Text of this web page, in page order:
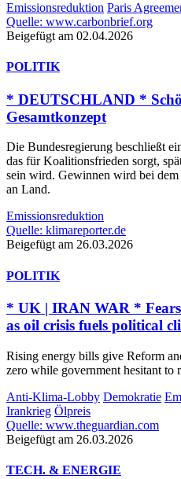
Emissionsreduktion Paris
Quelle: www.carbonbrief.org
Beigefügt am 02.04.2026
POLITIK
* DEUTSCHLAND *
Gesamtkonzept
Die Bundesregierung beschließt
das für Koalitionsfrieden sorgt,
sein wird. Gewinnen wird bei
an Land.
Emissionsreduktion
Quelle: klimareporter.de
Beigefügt am 26.03.2026
POLITIK
* UK | IRAN WAR * Fears
as oil crisis fuels political
Rising energy bills give Reform
zero while government hesitant to
Anti-Klima-Lobby Demokratie
Irankrieg Ölpreis
Quelle: www.theguardian.com
Beigefügt am 26.03.2026
TECH. & ENERGIE